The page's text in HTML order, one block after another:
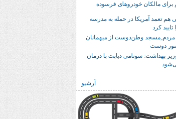
برای مالکان خودروهای فرسوده
تعمد آمریکا در حمله به مدرسه
تایید کرد
مردم ِمسجد وطن‌دوست از میهمانان
دوست
بهداشت: سونامی دیابت با درمان
آرشیو